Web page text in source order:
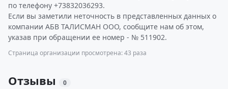
по телефону +73832036293.
Если вы заметили неточность в представленных данных о
компании АБВ ТАЛИСМАН ООО, сообщите нам об этом,
указав при обращении ее номер - № 511902.
Страница организации просмотрена: 43 раза
Отзывы 0